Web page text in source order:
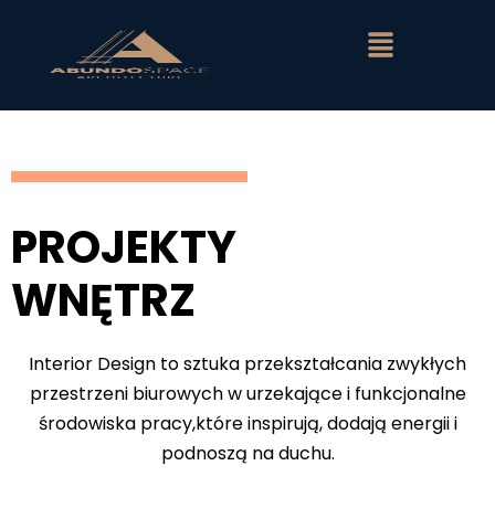
PROJEKTY
WNĘTRZ
Interior Design to sztuka przekształcania zwykłych
przestrzeni biurowych w urzekające i funkcjonalne
środowiska pracy,które inspirują, dodają energii i
podnoszą na duchu.